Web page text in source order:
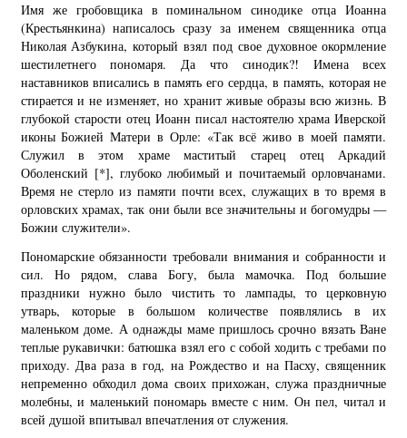
Имя же гробовщика в поминальном синодике отца Иоанна
(Крестьянкина) написалось сразу за именем священника отца
Николая Азбукина, который взял под свое духовное окормление
шестилетнего пономаря. Да что синодик?! Имена всех
наставников вписались в память его сердца, в память, которая не
стирается и не изменяет, но хранит живые образы всю жизнь. В
глубокой старости отец Иоанн писал настоятелю храма Иверской
иконы Божией Матери в Орле: «Так всё живо в моей памяти.
Служил в этом храме маститый старец отец Аркадий
Оболенский [*], глубоко любимый и почитаемый орловчанами.
Время не стерло из памяти почти всех, служащих в то время в
орловских храмах, так они были все значительны и богомудры —
Божии служители».
Пономарские обязанности требовали внимания и собранности и
сил. Но рядом, слава Богу, была мамочка. Под большие
праздники нужно было чистить то лампады, то церковную
утварь, которые в большом количестве появлялись в их
маленьком доме. А однажды маме пришлось срочно вязать Ване
теплые рукавички: батюшка взял его с собой ходить с требами по
приходу. Два раза в год, на Рождество и на Пасху, священник
непременно обходил дома своих прихожан, служа праздничные
молебны, и маленький пономарь вместе с ним. Он пел, читал и
всей душой впитывал впечатления от служения.